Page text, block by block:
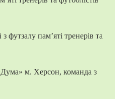
футзалу пам’яті тренерів та
м. Херсон, команда з